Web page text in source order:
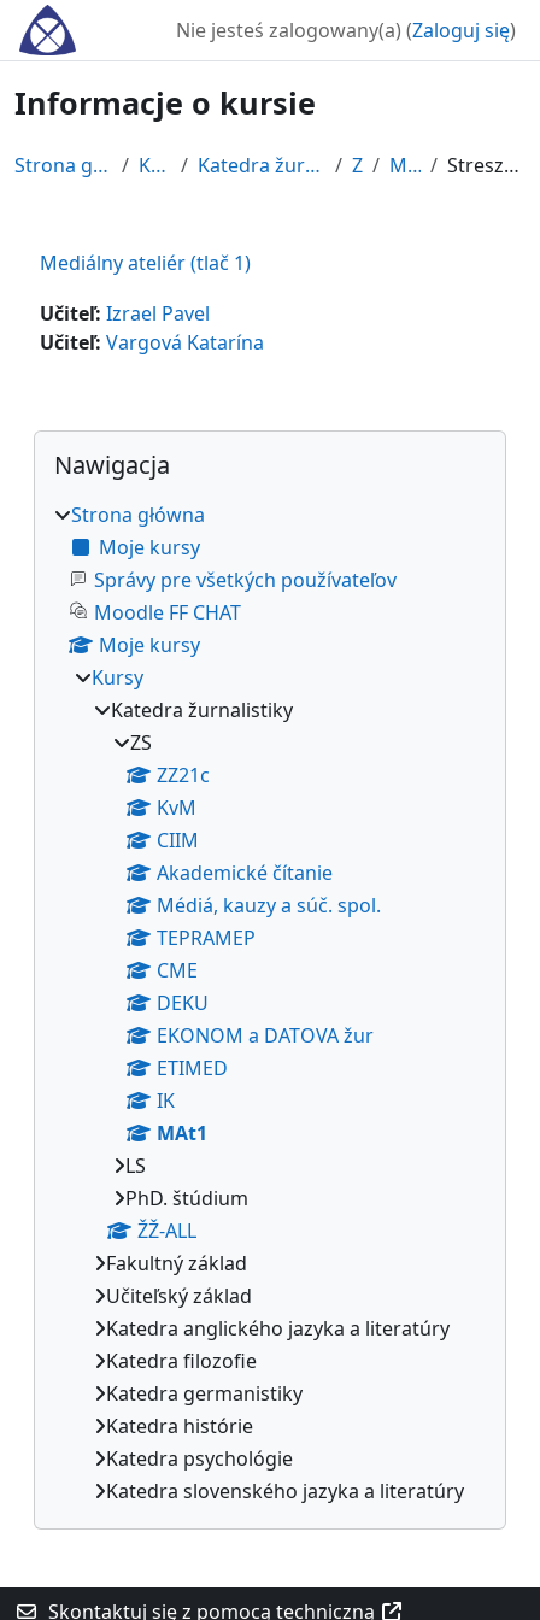
Przejdź do głównej zawartości
Nie jesteś zalogowany(a) (Zaloguj się)
Informacje o kursie
Strona główna Kursy Katedra žurnalistiky ZS MAt1 Streszczenie
Mediálny ateliér (tlač 1)
Učiteľ: Izrael Pavel
Učiteľ: Vargová Katarína
Bloki
Pomiń Nawigacja
Nawigacja
Strona główna
Moje kursy
Správy pre všetkých používateľov
Moodle FF CHAT
Moje kursy
Kursy
Katedra žurnalistiky
ZS
ZZ21c
KvM
CIIM
Akademické čítanie
Médiá, kauzy a súč. spol.
TEPRAMEP
CME
DEKU
EKONOM a DATOVA žur
ETIMED
IK
MAt1
LS
PhD. štúdium
ŽŽ-ALL
Fakultný základ
Učiteľský základ
Katedra anglického jazyka a literatúry
Katedra filozofie
Katedra germanistiky
Katedra histórie
Katedra psychológie
Katedra slovenského jazyka a literatúry
Bloki uzupełniające
Skontaktuj się z pomocą techniczną